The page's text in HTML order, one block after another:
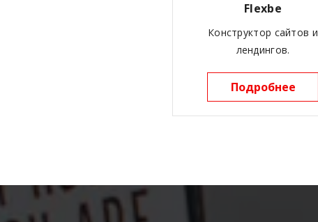
Flexbe
Конструктор сайтов и
лендингов.
Подробнее